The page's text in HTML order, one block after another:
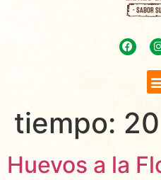
tiempo:
Huevos a la